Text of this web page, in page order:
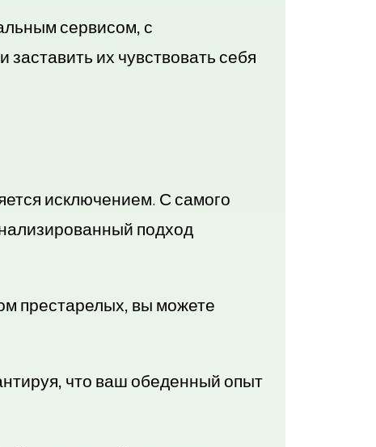
сервисом, с
их чувствовать себя
исключением. С самого
подход
престарелых, вы можете
что ваш обеденный опыт